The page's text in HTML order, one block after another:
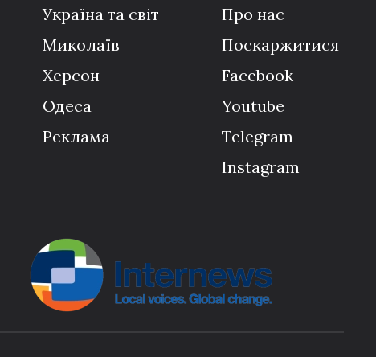
Україна та світ
Миколаїв
Херсон
Одеса
Реклама
Про нас
Поскаржитися
Facebook
Youtube
Telegram
Instagram